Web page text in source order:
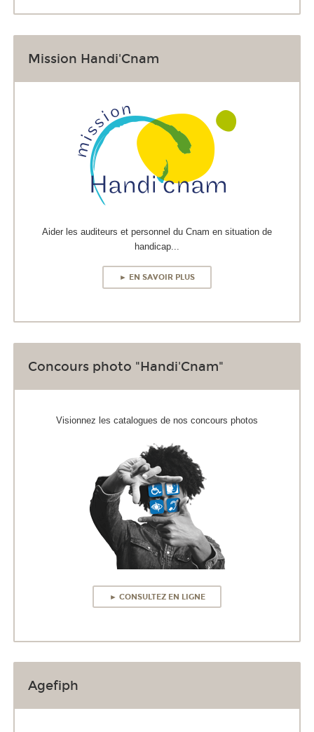
Mission Handi'Cnam
Aider les auditeurs et personnel du Cnam en situation de
handicap...
► EN SAVOIR PLUS
Concours photo "Handi'Cnam"
Visionnez les catalogues de nos concours photos
► CONSULTEZ EN LIGNE
Agefiph